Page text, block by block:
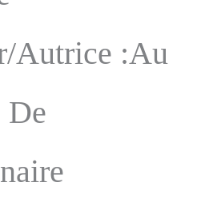
autrice :Au
De